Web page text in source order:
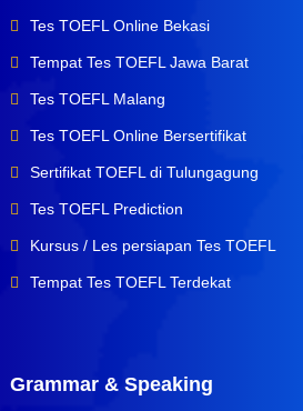
Tes TOEFL Online Bekasi
Tempat Tes TOEFL Jawa Barat
Tes TOEFL Malang
Tes TOEFL Online Bersertifikat
Sertifikat TOEFL di Tulungagung
Tes TOEFL Prediction
Kursus / Les persiapan Tes TOEFL
Tempat Tes TOEFL Terdekat
Grammar & Speaking